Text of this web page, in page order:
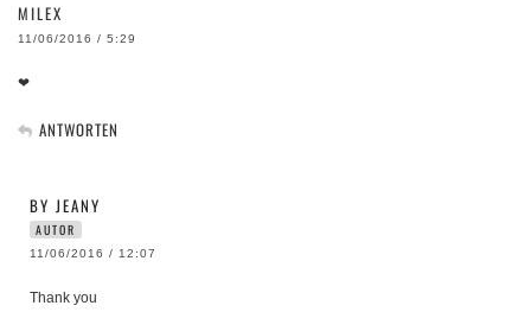
MILEX
11/06/2016 / 5:29
❤
ANTWORTEN
BY JEANY
AUTOR
11/06/2016 / 12:07
Thank you